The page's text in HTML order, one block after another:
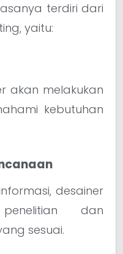
terdiri dari
yaitu:
akan melakukan
kebutuhan
desainer
dan
sesuai.